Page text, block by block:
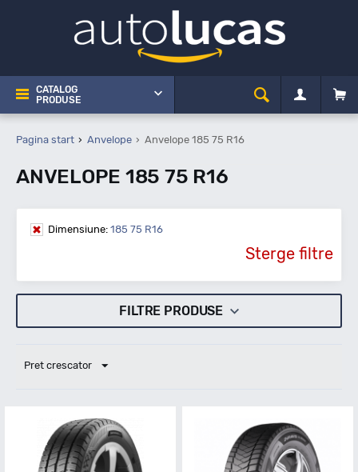
CATALOG
PRODUSE
Pagina start Anvelope Anvelope 185 75 R16
ANVELOPE 185 75 R16
Dimensiune: 185 75 R16
Sterge filtre
FILTRE PRODUSE
Pret crescator